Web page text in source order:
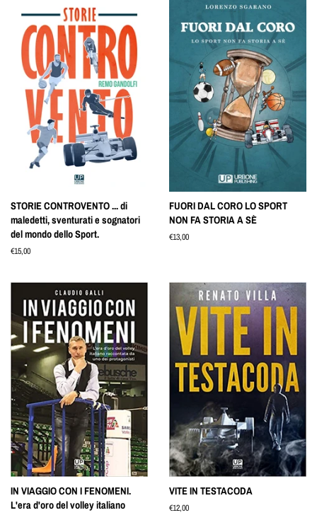
STORIE CONTROVENTO ... di
maledetti, sventurati e sognatori
del mondo dello Sport.
Prezzo
€15,00
FUORI DAL CORO LO SPORT
NON FA STORIA A SÈ
Prezzo
€13,00
IN VIAGGIO CON I FENOMENI.
L'era d'oro del volley italiano
VITE IN TESTACODA
Prezzo
€12,00